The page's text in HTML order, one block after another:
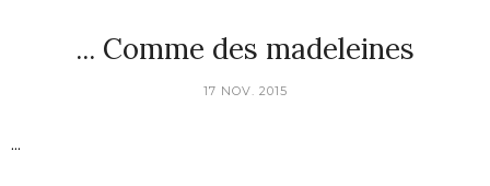
... Comme des madeleines
17 NOV. 2015
...